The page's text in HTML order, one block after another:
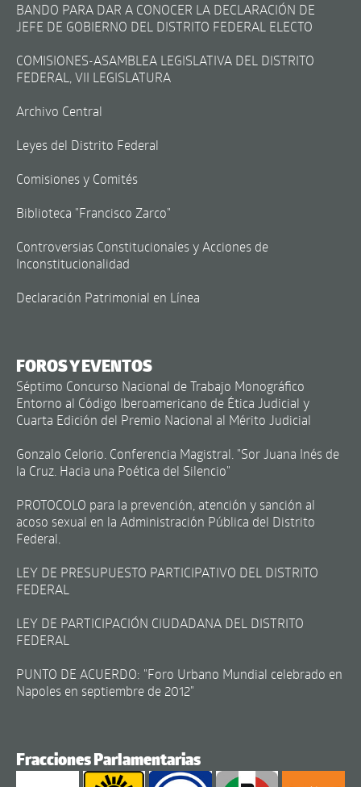
BANDO PARA DAR A CONOCER LA DECLARACIÓN DE
JEFE DE GOBIERNO DEL DISTRITO FEDERAL ELECTO
COMISIONES-ASAMBLEA LEGISLATIVA DEL DISTRITO
FEDERAL, VII LEGISLATURA
Archivo Central
Leyes del Distrito Federal
Comisiones y Comités
Biblioteca "Francisco Zarco"
Controversias Constitucionales y Acciones de
Inconstitucionalidad
Declaración Patrimonial en Línea
FOROS Y EVENTOS
Séptimo Concurso Nacional de Trabajo Monográfico
Entorno al Código Iberoamericano de Ética Judicial y
Cuarta Edición del Premio Nacional al Mérito Judicial
Gonzalo Celorio. Conferencia Magistral. "Sor Juana Inés de
la Cruz. Hacia una Poética del Silencio"
PROTOCOLO para la prevención, atención y sanción al
acoso sexual en la Administración Pública del Distrito
Federal.
LEY DE PRESUPUESTO PARTICIPATIVO DEL DISTRITO
FEDERAL
LEY DE PARTICIPACIÓN CIUDADANA DEL DISTRITO
FEDERAL
PUNTO DE ACUERDO: "Foro Urbano Mundial celebrado en
Napoles en septiembre de 2012"
Fracciones Parlamentarias